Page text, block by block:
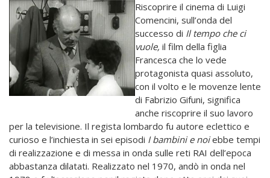
Riscoprire il cinema di Luigi
Comencini, sull’onda del
successo di Il tempo che ci
vuole, il film della figlia
Francesca che lo vede
protagonista quasi assoluto,
con il volto e le movenze lente
di Fabrizio Gifuni, significa
anche riscoprire il suo lavoro
per la televisione. Il regista lombardo fu autore eclettico e
curioso e l’inchiesta in sei episodi I bambini e noiebbe tempi
di realizzazione e di messa in onda sulle reti RAI dell’epoca
abbastanza dilatati. Realizzato nel 1970, andò in onda nel